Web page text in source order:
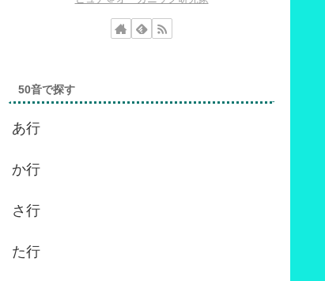
50音で探す
あ行
か行
さ行
た行